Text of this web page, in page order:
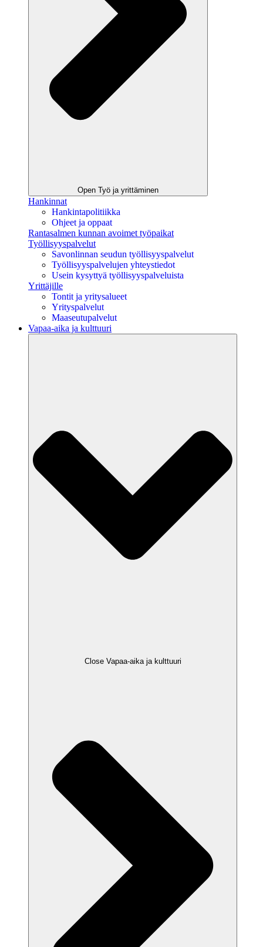
Open Työ ja yrittäminen
Hankinnat
Hankintapolitiikka
Ohjeet ja oppaat
Rantasalmen kunnan avoimet työpaikat
Työllisyyspalvelut
Savonlinnan seudun työllisyyspalvelut
Työllisyyspalvelujen yhteystiedot
Usein kysyttyä työllisyyspalveluista
Yrittäjille
Tontit ja yritysalueet
Yrityspalvelut
Maaseutupalvelut
Vapaa-aika ja kulttuuri
Close Vapaa-aika ja kulttuuri